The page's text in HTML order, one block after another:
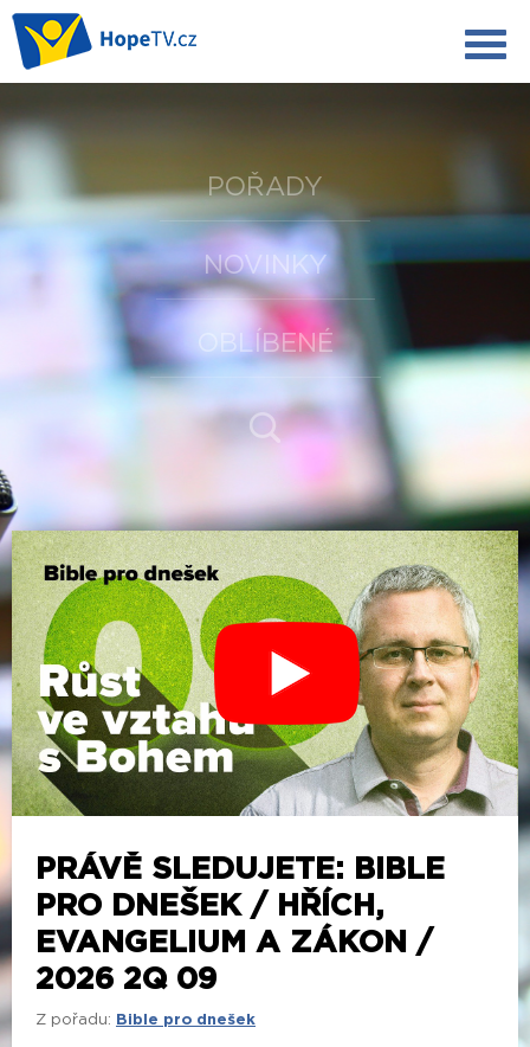
POŘADY
NOVINKY
OBLÍBENÉ
PRÁVĚ SLEDUJETE: BIBLE
PRO DNEŠEK / HŘÍCH,
EVANGELIUM A ZÁKON /
2026 2Q 09
Z pořadu: Bible pro dnešek